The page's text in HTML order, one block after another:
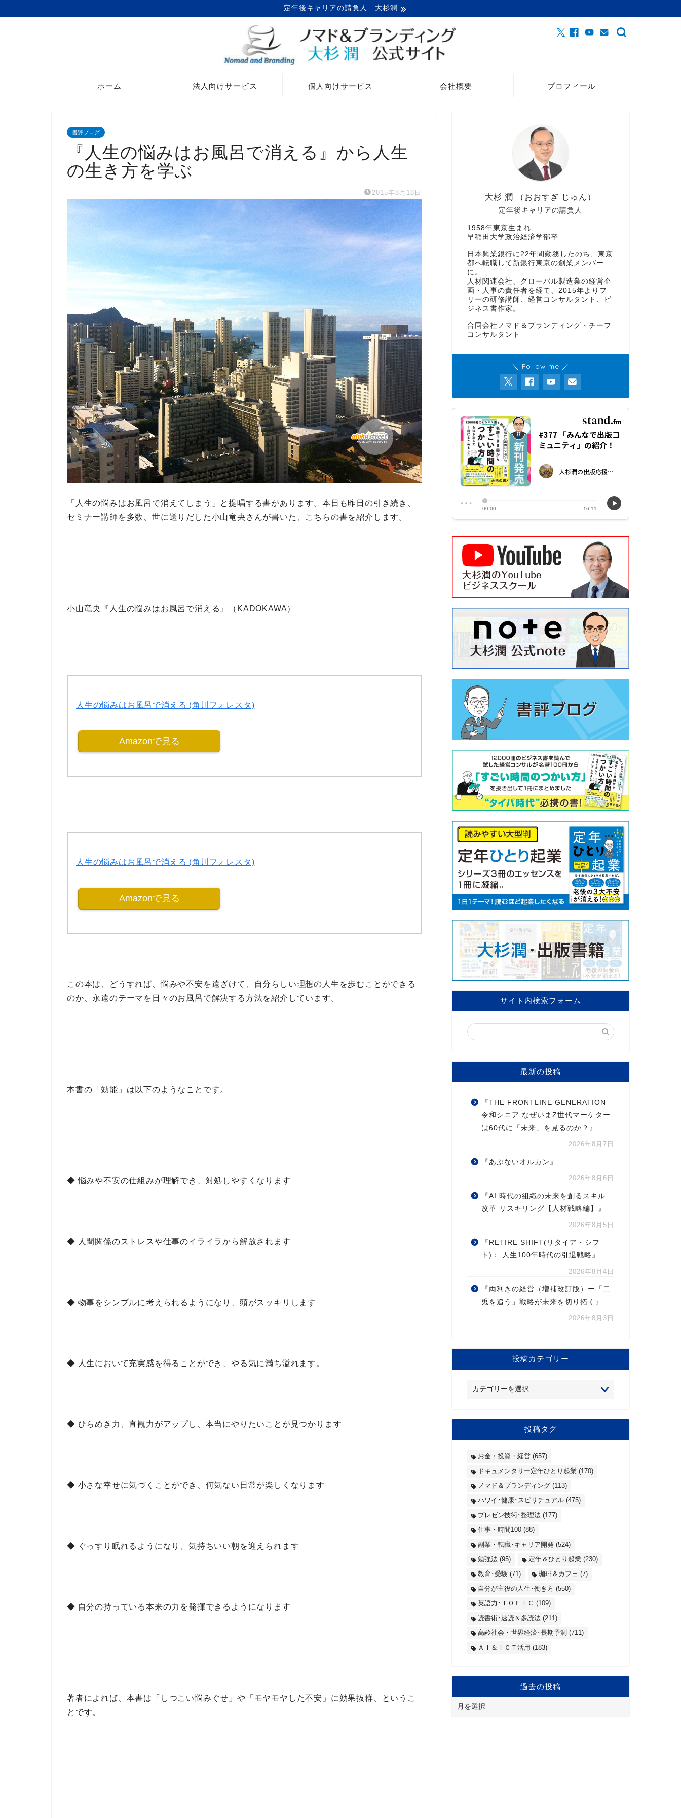
定年後キャリアの請負人 大杉潤
ホーム 法人向けサービス 個人向けサービス 会社概要 プロフィール
書評ブログ
『人生の悩みはお風呂で消える』から人生
の生き方を学ぶ
2015年8月18日
「人生の悩みはお風呂で消えてしまう」 と提唱する書があります。本日も昨日の引き続き、
セミナー講師を多数、世に送りだした小山竜央 さんが書いた、こちらの書を紹介します。
小山竜央『人生の悩みはお風呂で消える』（KADOKAWA）
人生の悩みはお風呂で消える (角川フォレスタ)
Amazonで見る
人生の悩みはお風呂で消える (角川フォレスタ)
Amazonで見る
この本は、
どうすれば、悩みや不安を遠ざけて、自分らしい理想の人生を歩むことができる
のか 、永遠のテーマを 日々のお風呂で解決する方法を紹介しています。
本書の 「効能」 は以下のようなことです。
◆ 悩みや不安の仕組みが理解でき、対処しやすくなります
◆ 人間関係のストレスや仕事のイライラから解放されます
◆ 物事をシンプルに考えられるようになり、頭がスッキリします
◆ 人生において充実感を得ることができ、やる気に満ち溢れます。
◆ ひらめき力、直観力がアップし、本当にやりたいことが見つかります
◆ 小さな幸せに気づくことができ、何気ない日常が楽しくなります
◆ ぐっすり眠れるようになり、気持ちいい朝を迎えられます
◆ 自分の持っている本来の力を発揮できるようになります
著者によれば、本書は 「しつこい悩みぐせ」 や 「モヤモヤした不安」 に効果抜群 、というこ
とです。
定年後キャリアの請負人
大杉 潤 （おおすぎ じゅん）
1958年東京生まれ
早稲田大学政治経済学部卒
日本興業銀行に22年間勤務したのち、東京
都へ転職して新銀行東京の創業メンバー
に。
人材関連会社、グローバル製造業の経営企
画・人事の責任者を経て、2015年よりフ
リーの研修講師、経営コンサルタント、ビ
ジネス書作家。
合同会社ノマド＆ブランディング・チーフ
コンサルタント
＼ Follow me ／
サイト内検索フォーム
最新の投稿
『THE FRONTLINE GENERATION
令和シニア なぜいまZ世代マーケター
は60代に「未来」を見るのか？』
2026年8月7日
『あぶないオルカン』
2026年8月6日
『AI 時代の組織の未来を創るスキル
改革 リスキリング【人材戦略編】』
2026年8月5日
『RETIRE SHIFT(リタイア・シフ
ト)： 人生100年時代の引退戦略』
2026年8月4日
『両利きの経営（増補改訂版）ー「二
兎を追う」戦略が未来を切り拓く』
2026年8月3日
投稿カテゴリー
投稿タグ
お金・投資・経営(657)
ドキュメンタリー定年ひとり起業(170)
ノマド＆ブランディング(113)
ハワイ･健康･スピリチュアル(475)
プレゼン技術･整理法(177)
仕事・時間100(88)
副業・転職･キャリア開発(524)
勉強法(95) 定年＆ひとり起業(230)
教育･受験(71) 珈琲＆カフェ (7)
自分が主役の人生･働き方(550)
英語力･ＴＯＥＩＣ (109)
読書術･速読＆多読法(211)
高齢社会・世界経済･長期予測 (711)
ＡＩ＆ＩＣＴ活用 (183)
過去の投稿